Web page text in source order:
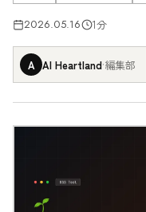
2026.05.16 1分
A AI Heartland·編集部